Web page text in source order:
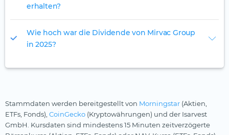
erhalten?
Wie hoch war die Dividende von Mirvac Group
in 2025?
Stammdaten werden bereitgestellt von Morningstar (Aktien,
ETFs, Fonds), CoinGecko (Kryptowährungen) und der Isarvest
GmbH. Kursdaten sind mindestens 15 Minuten zeitverzögerte